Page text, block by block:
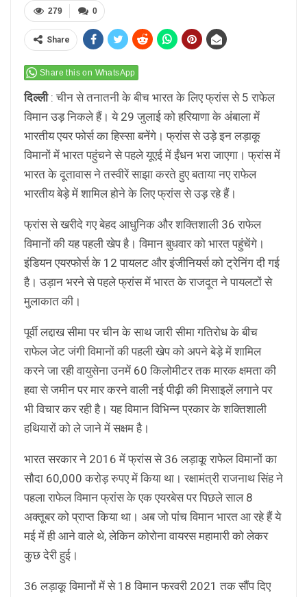
0
279
Share
Share this on WhatsApp
दिल्ली: चीन से तनातनी के बीच भारत के लिए फ्रांस से 5 राफेल
विमान उड़ निकले हैं। ये 29 जुलाई को हरियाणा के अंबाला में
भारतीय एयर फोर्स का हिस्सा बनेंगे। फ्रांस से उड़े इन लड़ाकू
विमानों में भारत पहुंचने से पहले यूएई में ईंधन भरा जाएगा। फ्रांस में
भारत के दूतावास ने तस्वीरें साझा करते हुए बताया नए राफेल
भारतीय बेड़े में शामिल होने के लिए फ्रांस से उड़ रहे हैं।
फ्रांस से खरीदे गए बेहद आधुनिक और शक्तिशाली 36 राफेल
विमानों की यह पहली खेप है। विमान बुधवार को भारत पहुंचेंगे।
इंडियन एयरफोर्स के 12 पायलट और इंजीनियर्स को ट्रेनिंग दी गई
है। उड़ान भरने से पहले फ्रांस में भारत के राजदूत ने पायलटों से
मुलाकात की।
पूर्वी लद्दाख सीमा पर चीन के साथ जारी सीमा गतिरोध के बीच
राफेल जेट जंगी विमानों की पहली खेप को अपने बेड़े में शामिल
करने जा रही वायुसेना उनमें 60 किलोमीटर तक मारक क्षमता की
हवा से जमीन पर मार करने वाली नई पीढ़ी की मिसाइलें लगाने पर
भी विचार कर रही है। यह विमान विभिन्न प्रकार के शक्तिशाली
हथियारों को ले जाने में सक्षम है।
भारत सरकार ने 2016 में फ्रांस से 36 लड़ाकू राफेल विमानों का
सौदा 60,000 करोड़ रुपए में किया था। रक्षामंत्री राजनाथ सिंह ने
पहला राफेल विमान फ्रांस के एक एयरबेस पर पिछले साल 8
अक्तूबर को प्राप्त किया था। अब जो पांच विमान भारत आ रहे हैं ये
मई में ही आने वाले थे, लेकिन कोरोना वायरस महामारी को लेकर
कुछ देरी हुई।
36 लड़ाकू विमानों में से 18 विमान फरवरी 2021 तक सौंप दिए